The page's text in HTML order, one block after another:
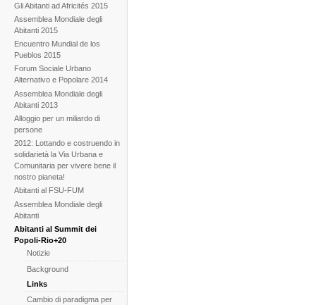
Gli Abitanti ad Africités 2015
Assemblea Mondiale degli
Abitanti 2015
Encuentro Mundial de los
Pueblos 2015
Forum Sociale Urbano
Alternativo e Popolare 2014
Assemblea Mondiale degli
Abitanti 2013
Alloggio per un miliardo di
persone
2012: Lottando e costruendo in
solidarietà la Via Urbana e
Comunitaria per vivere bene il
nostro pianeta!
Abitanti al FSU-FUM
Assemblea Mondiale degli
Abitanti
Abitanti al Summit dei
Popoli-Rio+20
Notizie
Background
Links
Cambio di paradigma per